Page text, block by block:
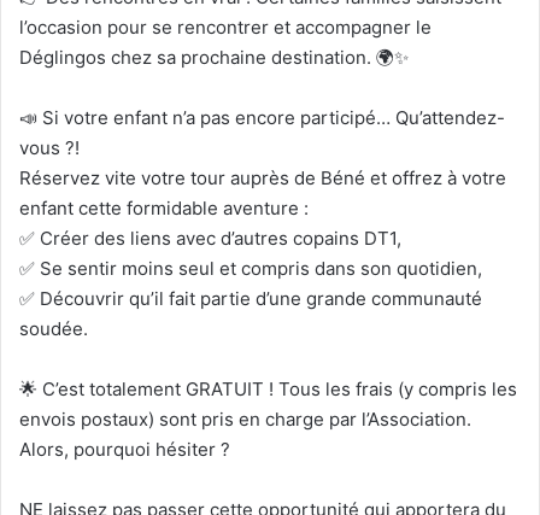
l’occasion pour se rencontrer et accompagner le
Déglingos chez sa prochaine destination. 🌍✨
📣 Si votre enfant n’a pas encore participé… Qu’attendez-
vous ?!
Réservez vite votre tour auprès de Béné et offrez à votre
enfant cette formidable aventure :
✅ Créer des liens avec d’autres copains DT1,
✅ Se sentir moins seul et compris dans son quotidien,
✅ Découvrir qu’il fait partie d’une grande communauté
soudée.
🌟 C’est totalement GRATUIT ! Tous les frais (y compris les
envois postaux) sont pris en charge par l’Association.
Alors, pourquoi hésiter ?
NE laissez pas passer cette opportunité qui apportera du